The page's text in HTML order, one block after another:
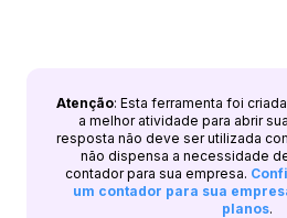
Atenção: Esta ferramenta foi
a melhor atividade para abrir
resposta não deve ser utilizada
não dispensa a necessidade
contador para sua empresa.
um contador para sua
planos.